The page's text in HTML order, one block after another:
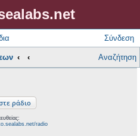
Σύνδεση
Αναζήτηση
radio